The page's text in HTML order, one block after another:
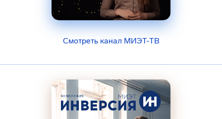
Смотреть канал МИЭТ-ТВ